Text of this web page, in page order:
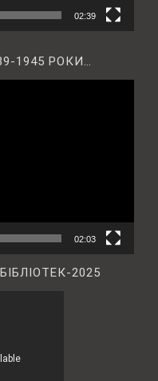
02:39
1945 РОКИ…
02:03
2025